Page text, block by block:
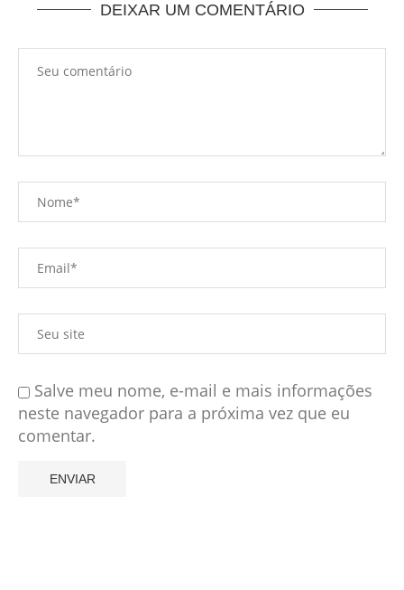
DEIXAR UM COMENTÁRIO
Salve meu nome, e-mail e mais informações
neste navegador para a próxima vez que eu
comentar.